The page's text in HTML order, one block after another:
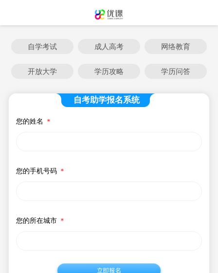
自学考试 成人高考 网络教育
开放大学 学历攻略 学历问答
自考助学报名系统
您的姓名 ＊
您的手机号码 ＊
您的所在城市 ＊